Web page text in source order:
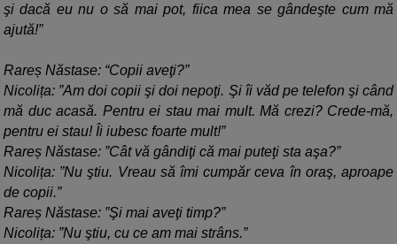
şi dacă eu nu o să mai pot, fiica mea se gândeşte cum mă
ajută!”
Rareș Năstase: “Copii aveţi?”
Nicolița: ”Am doi copii şi doi nepoţi. Şi îi văd pe telefon şi când
mă duc acasă. Pentru ei stau mai mult. Mă crezi? Crede-mă,
pentru ei stau! Îi iubesc foarte mult!”
Rareș Năstase: ”Cât vă gândiţi că mai puteţi sta aşa?”
Nicolița: ”Nu ştiu. Vreau să îmi cumpăr ceva în oraş, aproape
de copii.”
Rareș Năstase: ”Şi mai aveţi timp?”
Nicolița: ”Nu ştiu, cu ce am mai strâns.”